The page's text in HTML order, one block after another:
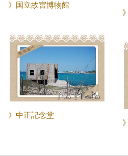
》国立故宮博物館
》中正記念堂